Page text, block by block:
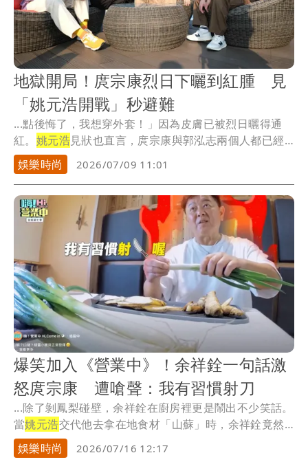
地獄開局！庹宗康烈日下曬到紅腫 見
「姚元浩開戰」秒避難
...點後悔了，我想穿外套！」因為皮膚已被烈日曬得通
紅。 姚元浩見狀也直言，庹宗康與郭泓志兩個人都已經
「曬到...
娛樂時尚 2026/07/09 11:01
爆笑加入《營業中》！余祥銓一句話激
怒庹宗康 遭嗆聲：我有習慣射刀
...除了剝鳳梨碰壁，余祥銓在廚房裡更是鬧出不少笑話。
當姚元浩交代他去拿在地食材「山蘇」時，余祥銓竟然
「傻...
娛樂時尚 2026/07/16 12:17